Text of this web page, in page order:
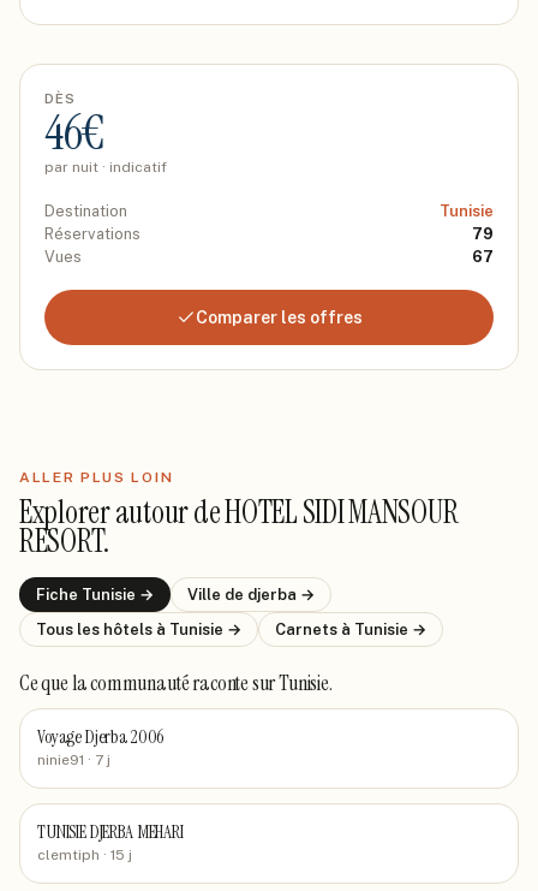
DÈS
46€
par nuit · indicatif
Destination
Tunisie
Réservations
79
Vues
67
Comparer les offres
ALLER PLUS LOIN
Explorer autour deHOTEL SIDI MANSOUR
RESORT.
Fiche Tunisie → Ville de djerba →
Tous les hôtels à Tunisie → Carnets à Tunisie →
Ce que la communauté racontesur Tunisie.
Voyage Djerba 2006
ninie91 · 7 j
TUNISIE DJERBA MEHARI
clemtiph · 15 j